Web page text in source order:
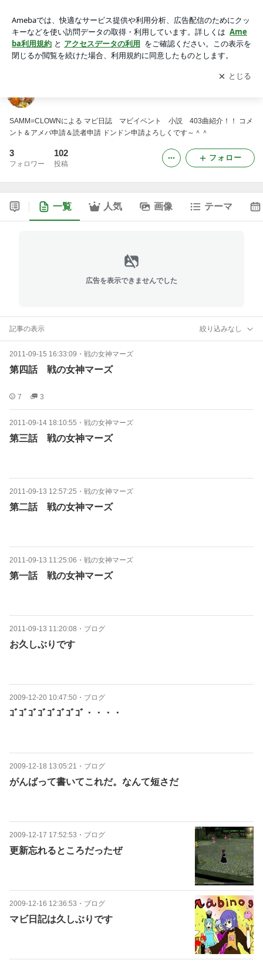
アプリをダウンロードして ブログの更新通知
を受け取りまし
ょう。
開く
SAMM=CLOWNによる マビ日誌 マビイベント 小説 403曲紹介！！ コメ
ント＆アメバ申請＆読者申請 ドンドン申請よろしくです～＾＾
3
フォロワー
102
投稿
フォロー
一覧 人気 画像 テーマ
広告を表示できませんでした
記事の表示 絞り込みなし
2011-09-15 16:33:09 ・ 戦の女神マーズ
第四話 戦の女神マーズ
7 3
2011-09-14 18:10:55 ・ 戦の女神マーズ
第三話 戦の女神マーズ
2011-09-13 12:57:25 ・ 戦の女神マーズ
第二話 戦の女神マーズ
2011-09-13 11:25:06 ・ 戦の女神マーズ
第一話 戦の女神マーズ
2011-09-13 11:20:08 ・ ブログ
お久しぶりです
2009-12-20 10:47:50 ・ ブログ
ｺﾞｺﾞｺﾞｺﾞｺﾞｺﾞｺﾞｺﾞ・・・・
2009-12-18 13:05:21 ・ ブログ
がんばって書いてこれだ。なんて短さだ
2009-12-17 17:52:53 ・ ブログ
更新忘れるところだったぜ
2009-12-16 12:36:53 ・ ブログ
マビ日記は久しぶりです